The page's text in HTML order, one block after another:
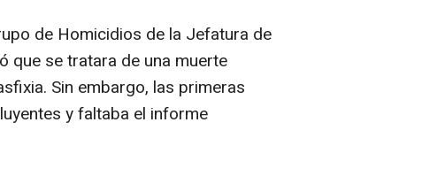
de Homicidios de la Jefatura de
que se tratara de una muerte
Sin embargo, las primeras
y faltaba el informe